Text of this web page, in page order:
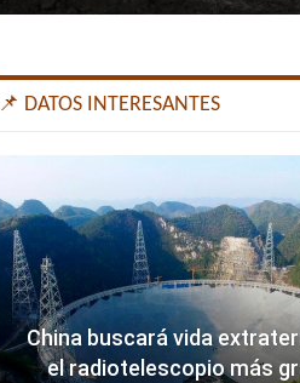
📌 DATOS INTERESANTES
China buscará vida
el radiotelescopio más